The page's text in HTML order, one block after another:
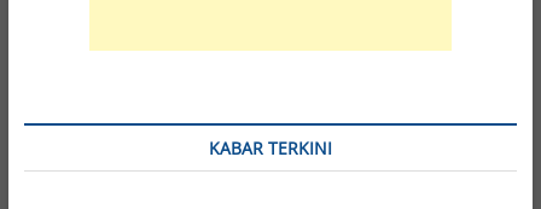
KABAR TERKINI